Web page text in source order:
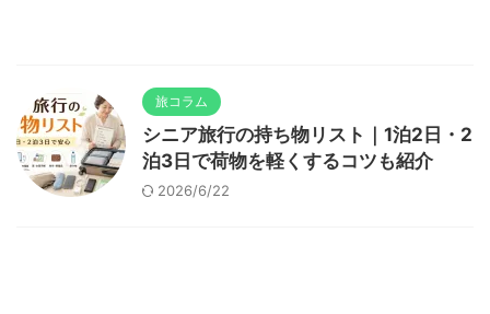
旅コラム
シニア旅行の持ち物リスト｜1泊2日・2
泊3日で荷物を軽くするコツも紹介
2026/6/22